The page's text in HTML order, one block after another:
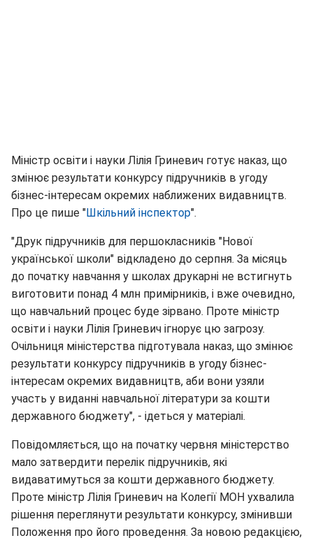
Міністр освіти і науки Лілія Гриневич готує наказ, що
змінює результати конкурсу підручників в угоду
бізнес-інтересам окремих наближених видавництв.
Про це пише "Шкільний інспектор".
"Друк підручників для першокласників "Нової
української школи" відкладено до серпня. За місяць
до початку навчання у школах друкарні не встигнуть
виготовити понад 4 млн примірників, і вже очевидно,
що навчальний процес буде зірвано. Проте міністр
освіти і науки Лілія Гриневич ігнорує цю загрозу.
Очільниця міністерства підготувала наказ, що змінює
результати конкурсу підручників в угоду бізнес-
інтересам окремих видавництв, аби вони узяли
участь у виданні навчальної літератури за кошти
державного бюджету", - ідеться у матеріалі.
Повідомляється, що на початку червня міністерство
мало затвердити перелік підручників, які
видаватимуться за кошти державного бюджету.
Проте міністр Лілія Гриневич на Колегії МОН ухвалила
рішення переглянути результати конкурсу, змінивши
Положення про його проведення. За новою редакцією,